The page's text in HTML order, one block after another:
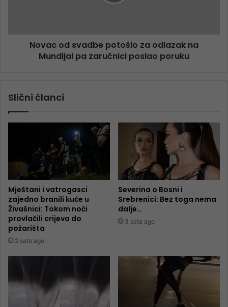
Novac od svadbe potošio za odlazak na
Mundijal pa zaručnici poslao poruku
Slični članci
Mještani i vatrogasci
zajedno branili kuće u
Živašnici: Tokom noći
provlačili crijeva do
požarišta
2 sata ago
Severina o Bosni i
Srebrenici: Bez toga nema
dalje…
3 sata ago